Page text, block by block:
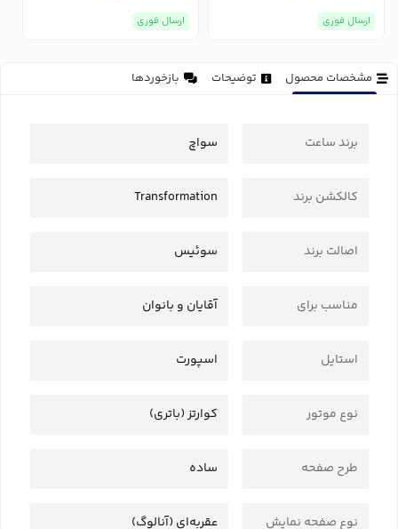
ارسال فوری ارسال فوری
مشخصات محصول توضیحات بازخوردها
برند ساعت سواچ
کالکشن برند Transformation
اصالت برند سوئیس
مناسب برای آقایان و بانوان
استایل اسپورت
نوع موتور کوارتز (باتری)
طرح صفحه ساده
نوع صفحه نمایش عقربه‌ای (آنالوگ)